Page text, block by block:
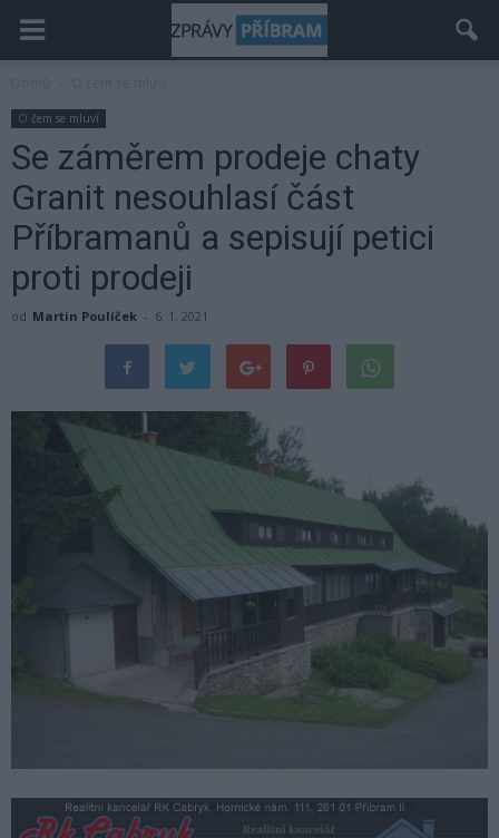
O čem se mluví
Se záměrem prodeje chaty
Granit nesouhlasí část
Příbramanů a sepisují petici
proti prodeji
od Martin Poulíček - 6. 1. 2021